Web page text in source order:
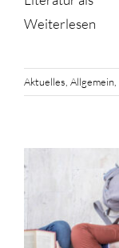
Weiterlesen
Aktuelles Allgemein